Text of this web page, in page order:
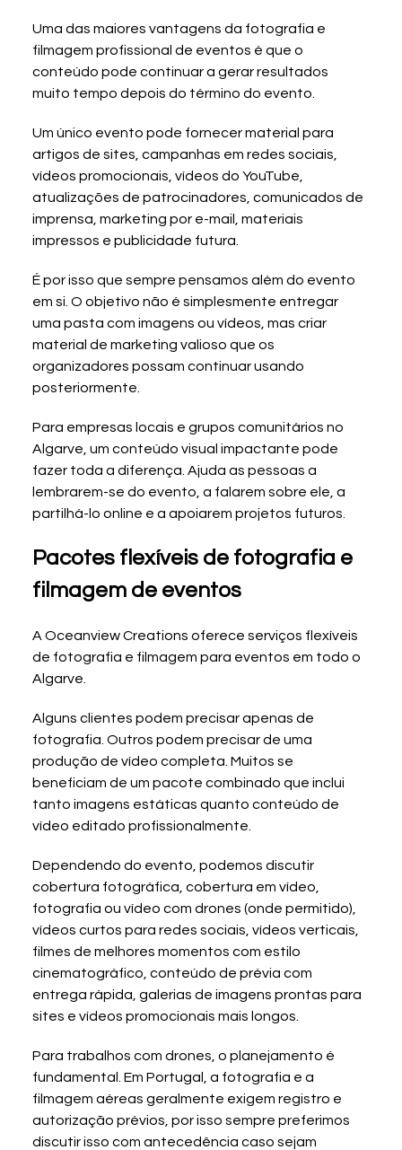
Uma das maiores vantagens da fotografia e
filmagem profissional de eventos é que o
conteúdo pode continuar a gerar resultados
muito tempo depois do término do evento.
Um único evento pode fornecer material para
artigos de sites, campanhas em redes sociais,
vídeos promocionais, vídeos do YouTube,
atualizações de patrocinadores, comunicados de
imprensa, marketing por e-mail, materiais
impressos e publicidade futura.
É por isso que sempre pensamos além do evento
em si. O objetivo não é simplesmente entregar
uma pasta com imagens ou vídeos, mas criar
material de marketing valioso que os
organizadores possam continuar usando
posteriormente.
Para empresas locais e grupos comunitários no
Algarve, um conteúdo visual impactante pode
fazer toda a diferença. Ajuda as pessoas a
lembrarem-se do evento, a falarem sobre ele, a
partilhá-lo online e a apoiarem projetos futuros.
Pacotes flexíveis de fotografia e
filmagem de eventos
A Oceanview Creations oferece serviços flexíveis
de fotografia e filmagem para eventos em todo o
Algarve.
Alguns clientes podem precisar apenas de
fotografia. Outros podem precisar de uma
produção de vídeo completa. Muitos se
beneficiam de um pacote combinado que inclui
tanto imagens estáticas quanto conteúdo de
vídeo editado profissionalmente.
Dependendo do evento, podemos discutir
cobertura fotográfica, cobertura em vídeo,
fotografia ou vídeo com drones (onde permitido),
vídeos curtos para redes sociais, vídeos verticais,
filmes de melhores momentos com estilo
cinematográfico, conteúdo de prévia com
entrega rápida, galerias de imagens prontas para
sites e vídeos promocionais mais longos.
Para trabalhos com drones, o planejamento é
fundamental. Em Portugal, a fotografia e a
filmagem aéreas geralmente exigem registro e
autorização prévios, por isso sempre preferimos
discutir isso com antecedência caso sejam